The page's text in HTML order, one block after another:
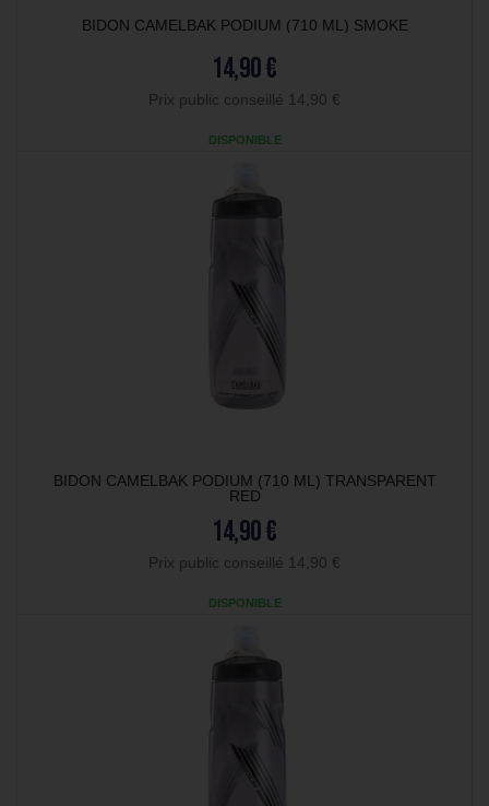
BIDON CAMELBAK PODIUM (710 ML) SMOKE
14,90 €
Prix public conseillé 14,90 €
DISPONIBLE
BIDON CAMELBAK PODIUM (710 ML) TRANSPARENT
RED
14,90 €
Prix public conseillé 14,90 €
DISPONIBLE